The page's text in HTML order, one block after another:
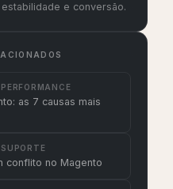
e conversão.
as 7 causas mais
conflito no Magento